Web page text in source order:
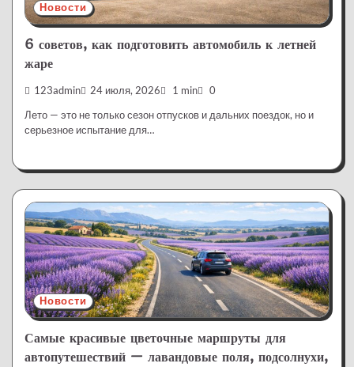
Новости
6 советов, как подготовить автомобиль к летней
жаре
123admin 24 июля, 2026 1 min 0
Лето — это не только сезон отпусков и дальних поездок, но и
серьезное испытание для…
Новости
Самые красивые цветочные маршруты для
автопутешествий — лавандовые поля, подсолнухи,